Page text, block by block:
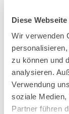
Diese
Wir verwenden
zu können und
analysieren.
Verwendung
soziale Medien,
Partner führen